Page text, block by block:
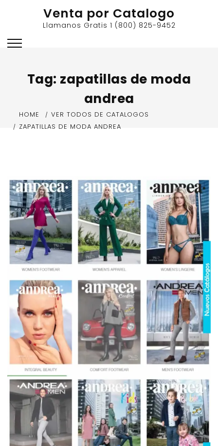
Venta por Catalogo
Llamanos Gratis 1 (800) 825-9452
Tag: zapatillas de moda
andrea
HOME
VER TODOS DE CATALOGOS
ZAPATILLAS DE MODA ANDREA